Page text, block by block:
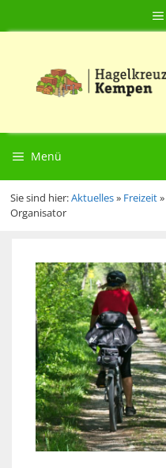
Inhalt
zur
Inhalt
Menü
Sie sind hier:Aktuelles» Freizeit»
Organisator